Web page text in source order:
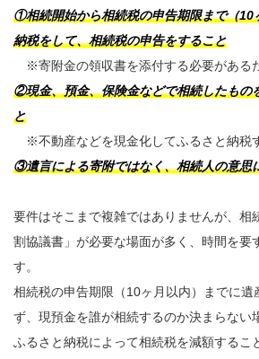
①相続開始から相続税の申告期限まで（10
納税をして、相続税の申告をすること
※寄附金の領収書を添付する必要がある
②現金、預金、保険金などで相続したもの
と
※不動産などを現金化してふるさと納税
③遺言による寄附ではなく、相続人の意思
要件はそこまで複雑ではありませんが、相
割協議書」が必要な場面が多く、時間を要
す。
相続税の申告期限（10ヶ月以内）までに遺
ず、現預金を誰が相続するのか決まらない
ふるさと納税によって相続税を減額するこ